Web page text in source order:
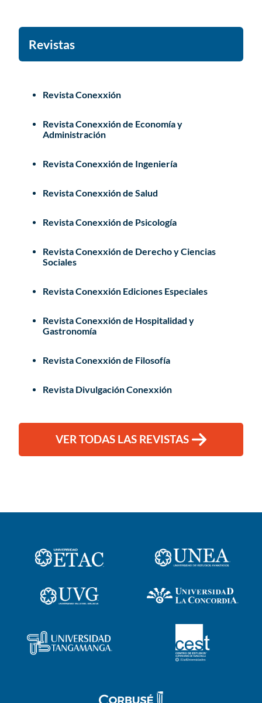
Revistas
Revista Conexxión
Revista Conexxión de Economía y
Administración
Revista Conexxión de Ingeniería
Revista Conexxión de Salud
Revista Conexxión de Psicología
Revista Conexxión de Derecho y Ciencias
Sociales
Revista Conexxión Ediciones Especiales
Revista Conexxión de Hospitalidad y
Gastronomía
Revista Conexxión de Filosofía
Revista Divulgación Conexxión
VER TODAS LAS REVISTAS